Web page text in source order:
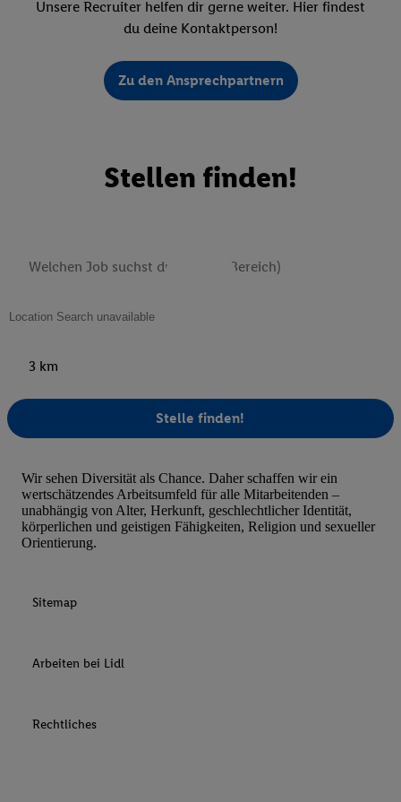
Unsere Recruiter helfen dir gerne weiter. Hier findest
du deine Kontaktperson!
Zu den Ansprechpartnern
Stellen finden!
3 km
Stelle finden!
Wir sehen Diversität als Chance. Daher schaffen wir ein
wertschätzendes Arbeitsumfeld für alle Mitarbeitenden –
unabhängig von Alter, Herkunft, geschlechtlicher Identität,
körperlichen und geistigen Fähigkeiten, Religion und sexueller
Orientierung.
Sitemap
Arbeiten bei Lidl
Rechtliches